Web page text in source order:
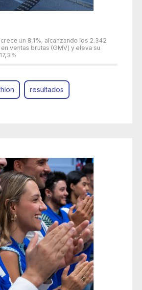
un 8,1%, alcanzando los 2.342
ventas brutas (GMV) y eleva su
resultados